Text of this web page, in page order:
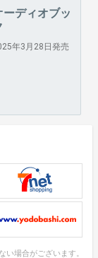
ーディオブッ
年3月28日発売
い場合がございます。